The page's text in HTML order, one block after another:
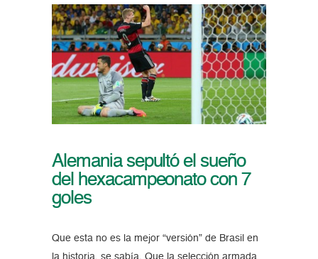
Alemania sepultó el sueño
del hexacampeonato con 7
goles
Que esta no es la mejor “versión” de Brasil en
la historia, se sabía. Que la selección armada